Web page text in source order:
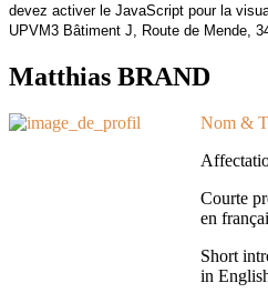
devez activer le JavaScript pour la
UPVM3 Bâtiment J, Route de Mende,
Matthias BRAND
Nom &
Courte
en
Short
in